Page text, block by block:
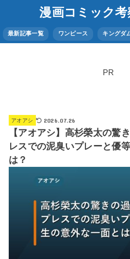
漫画コミック
最新記事一覧 ワンピース キングダ
PR
アオアシ 2026.07.26
【アオアシ】高杉榮太の驚
レスでの泥臭いプレーと優
は？